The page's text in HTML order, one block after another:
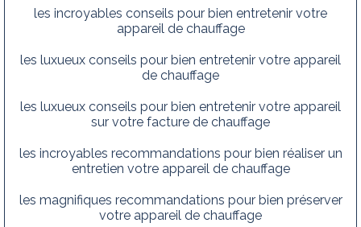
les incroyables conseils pour bien entretenir votre
appareil de chauffage
les luxueux conseils pour bien entretenir votre appareil
de chauffage
les luxueux conseils pour bien entretenir votre appareil
sur votre facture de chauffage
les incroyables recommandations pour bien réaliser un
entretien votre appareil de chauffage
les magnifiques recommandations pour bien préserver
votre appareil de chauffage